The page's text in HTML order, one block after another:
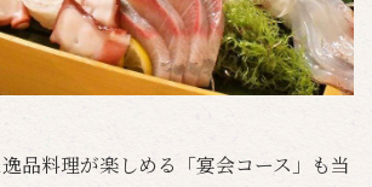
品料理が楽しめる「宴会コース」も当